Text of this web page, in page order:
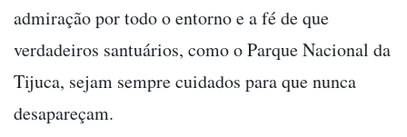
admiração por todo o entorno e a fé de que
verdadeiros santuários, como o Parque Nacional da
Tijuca, sejam sempre cuidados para que nunca
desapareçam.